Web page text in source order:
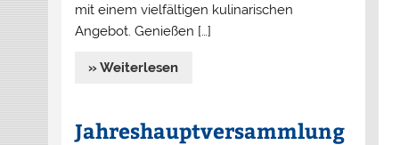
mit einem vielfältigen kulinarischen
Angebot. Genießen […]
» Weiterlesen
Jahreshauptversammlung